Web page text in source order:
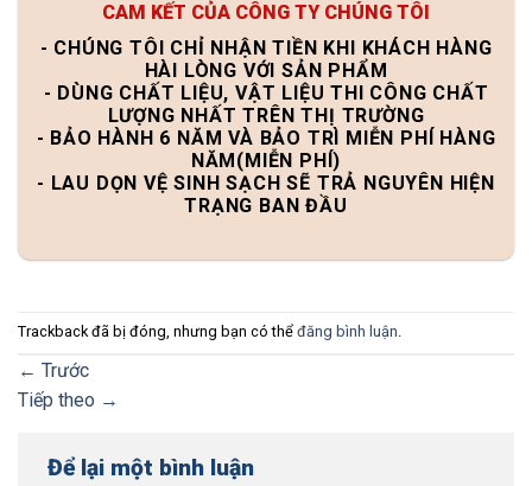
CAM KẾT CỦA CÔNG TY CHÚNG TÔI
- CHÚNG TÔI CHỈ NHẬN TIỀN KHI KHÁCH HÀNG
HÀI LÒNG VỚI SẢN PHẨM
- DÙNG CHẤT LIỆU, VẬT LIỆU THI CÔNG CHẤT
LƯỢNG NHẤT TRÊN THỊ TRƯỜNG
- BẢO HÀNH 6 NĂM VÀ BẢO TRÌ MIỄN PHÍ HÀNG
NĂM(MIỄN PHÍ)
- LAU DỌN VỆ SINH SẠCH SẼ TRẢ NGUYÊN HIỆN
TRẠNG BAN ĐẦU
Trackback đã bị đóng, nhưng bạn có thể đăng bình luận
← Trước
Tiếp theo →
Để lại một bình luận